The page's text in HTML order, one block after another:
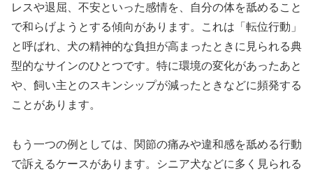
レスや退屈、不安といった感情を、自分の体を舐めること
で和らげようとする傾向があります。これは「転位行動」
と呼ばれ、犬の精神的な負担が高まったときに見られる典
型的なサインのひとつです。特に環境の変化があったあと
や、飼い主とのスキンシップが減ったときなどに頻発する
ことがあります。
もう一つの例としては、関節の痛みや違和感を舐める行動
で訴えるケースがあります。シニア犬などに多く見られる